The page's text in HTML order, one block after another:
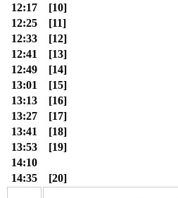
12:17
[10]
12:25
[11]
12:33
[12]
12:41
[13]
12:49
[14]
13:01
[15]
13:13
[16]
13:27
[17]
13:41
[18]
13:53
[19]
14:10
14:35
[20]